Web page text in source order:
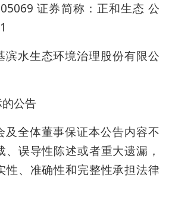
证券简称：正和生态 公
滨水生态环境治理股份有限公
公告
及全体董事保证本公告内容不
误导性陈述或者重大遗漏，
性、准确性和完整性承担法律